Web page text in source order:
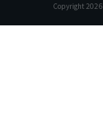
Copyright2026